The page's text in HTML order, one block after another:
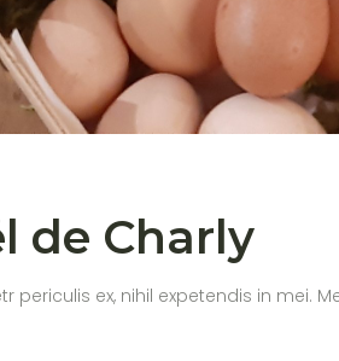
de Charly
ex, nihil expetendis in mei.